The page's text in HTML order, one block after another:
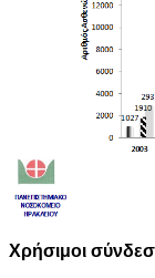
Χρήσιμοι